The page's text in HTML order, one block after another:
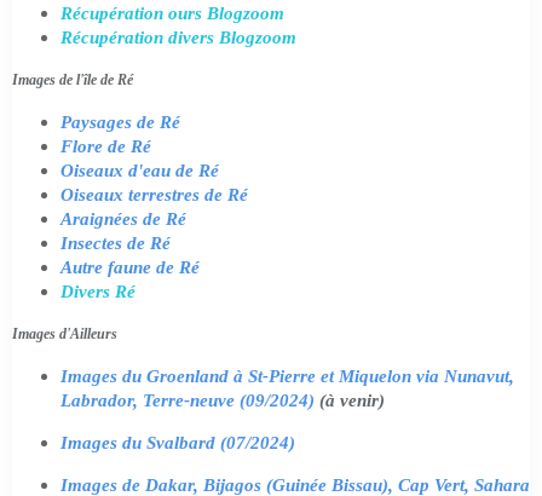
Récupération ours Blogzoom
Récupération divers Blogzoom
Images de l'île de Ré
Paysages de Ré
Flore de Ré
Oiseaux d'eau de Ré
Oiseaux terrestres de Ré
Araignées de Ré
Insectes de Ré
Autre faune de Ré
Divers Ré
Images d'Ailleurs
Images du Groenland à St-Pierre et Miquelon via Nunavut,
Labrador, Terre-neuve (09/2024) (à venir)
Images du Svalbard (07/2024)
Images de Dakar, Bijagos (Guinée Bissau), Cap Vert, Sahara